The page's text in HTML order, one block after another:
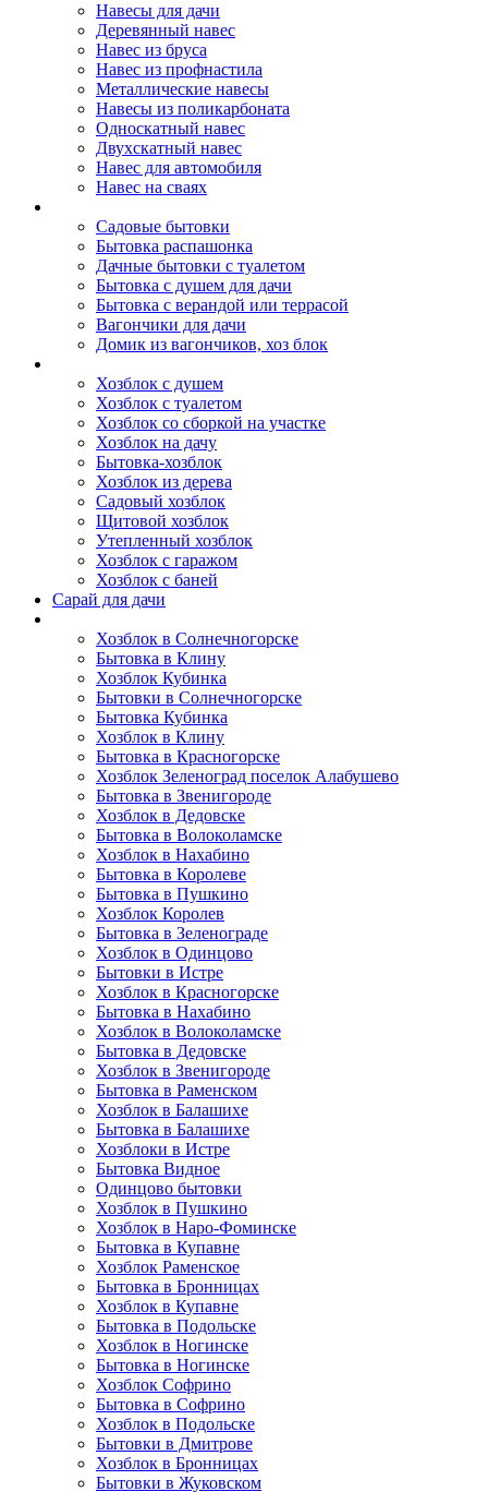
Навесы для дачи
Деревянный навес
Навес из бруса
Навес из профнастила
Металлические навесы
Навесы из поликарбоната
Односкатный навес
Двухскатный навес
Навес для автомобиля
Навес на сваях
Садовые бытовки
Бытовка распашонка
Дачные бытовки с туалетом
Бытовка с душем для дачи
Бытовка с верандой или террасой
Вагончики для дачи
Домик из вагончиков, хоз блок
Хозблок с душем
Хозблок с туалетом
Хозблок со сборкой на участке
Хозблок на дачу
Бытовка-хозблок
Хозблок из дерева
Садовый хозблок
Щитовой хозблок
Утепленный хозблок
Хозблок с гаражом
Хозблок с баней
Сарай для дачи
Хозблок в Солнечногорске
Бытовка в Клину
Хозблок Кубинка
Бытовки в Солнечногорске
Бытовка Кубинка
Хозблок в Клину
Бытовка в Красногорске
Хозблок Зеленоград поселок Алабушево
Бытовка в Звенигороде
Хозблок в Дедовске
Бытовка в Волоколамске
Хозблок в Нахабино
Бытовка в Королеве
Бытовкa в Пушкино
Хозблок Королев
Бытовка в Зеленограде
Хозблок в Одинцово
Бытовки в Истре
Хозблок в Красногорске
Бытовка в Нахабино
Хозблок в Волоколамске
Бытовкa в Дедовске
Хозблок в Звенигороде
Бытовка в Раменском
Хозблок в Балашихе
Бытовкa в Балашихе
Хозблоки в Истре
Бытовка Видное
Одинцово бытовки
Хозблок в Пушкино
Хозблок в Наро-Фоминске
Бытовка в Купавне
Хозблок Раменское
Бытовка в Бронницах
Хозблок в Купавне
Бытовка в Подольске
Хозблок в Ногинске
Бытовка в Ногинске
Хозблок Софрино
Бытовка в Софрино
Хозблок в Подольске
Бытовки в Дмитрове
Хозблок в Бронницах
Бытовки в Жуковском